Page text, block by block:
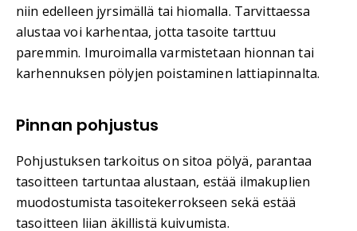
niin edelleen jyrsimällä tai hiomalla. Tarvittaessa
alustaa voi karhentaa, jotta tasoite tarttuu
paremmin. Imuroimalla varmistetaan hionnan tai
karhennuksen pölyjen poistaminen lattiapinnalta.
Pinnan pohjustus
Pohjustuksen tarkoitus on sitoa pölyä, parantaa
tasoitteen tartuntaa alustaan, estää ilmakuplien
muodostumista tasoitekerrokseen sekä estää
tasoitteen liian äkillistä kuivumista.